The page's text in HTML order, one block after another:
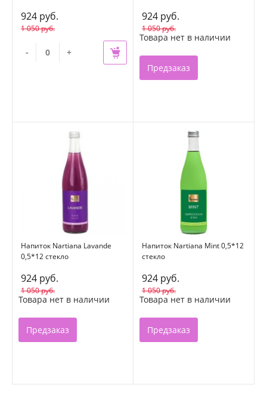
924 руб.
1 050 руб.
- +
924 руб.
1 050 руб.
Товара нет в наличии
Предзаказ
Напиток Nartiana Lavande
0,5*12 стекло
924 руб.
1 050 руб.
Товара нет в наличии
Предзаказ
Напиток Nartiana Mint 0,5*12
стекло
924 руб.
1 050 руб.
Товара нет в наличии
Предзаказ